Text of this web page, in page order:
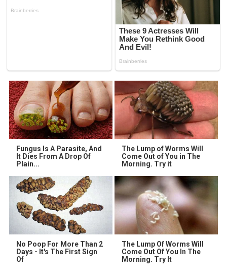
Fungus Is A Parasite, And
It Dies From A Drop Of
Plain...
The Lump of Worms Will
Come Out of You in The
Morning. Try it
No Poop For More Than 2
Days - It's The First Sign
Of
The Lump Of Worms Will
Come Out Of You In The
Morning. Try It